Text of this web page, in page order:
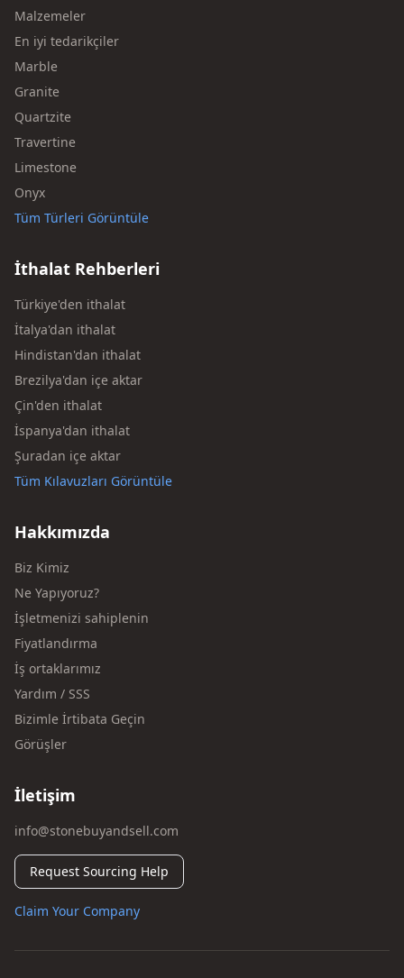
Malzemeler
En iyi tedarikçiler
Marble
Granite
Quartzite
Travertine
Limestone
Onyx
Tüm Türleri Görüntüle
İthalat Rehberleri
Türkiye'den ithalat
İtalya'dan ithalat
Hindistan'dan ithalat
Brezilya'dan içe aktar
Çin'den ithalat
İspanya'dan ithalat
Şuradan içe aktar
Tüm Kılavuzları Görüntüle
Hakkımızda
Biz Kimiz
Ne Yapıyoruz?
İşletmenizi sahiplenin
Fiyatlandırma
İş ortaklarımız
Yardım / SSS
Bizimle İrtibata Geçin
Görüşler
İletişim
info@stonebuyandsell.com
Request Sourcing Help
Claim Your Company